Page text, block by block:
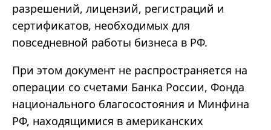
разрешений, лицензий, регистраций и
сертификатов, необходимых для
повседневной работы бизнеса в РФ.
При этом документ не распространяется на
операции со счетами Банка России, Фонда
национального благосостояния и Минфина
РФ, находящимися в американских